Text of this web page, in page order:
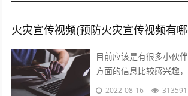
火灾宣传视频(预防火灾宣传视频有
目前应该是有很多小伙
方面的信息比较感兴趣
一些与预防火灾宣传视
2022-08-16 313591